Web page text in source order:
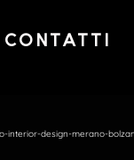
CONTATTI
design-merano-